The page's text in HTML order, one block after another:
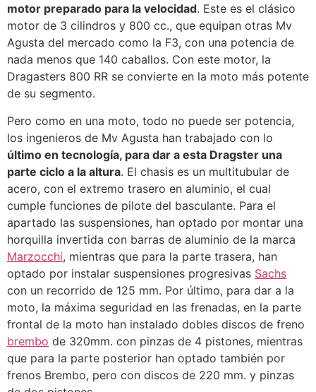
motor preparado para la velocidad. Este es el clásico
motor de 3 cilindros y 800 cc., que equipan otras Mv
Agusta del mercado como la F3, con una potencia de
nada menos que 140 caballos. Con este motor, la
Dragasters 800 RR se convierte en la moto más potente
de su segmento.
Pero como en una moto, todo no puede ser potencia,
los ingenieros de Mv Agusta han trabajado con lo
último en tecnología, para dar a esta Dragster una
parte ciclo a la altura. El chasis es un multitubular de
acero, con el extremo trasero en aluminio, el cual
cumple funciones de pilote del basculante. Para el
apartado las suspensiones, han optado por montar una
horquilla invertida con barras de aluminio de la marca
Marzocchi, mientras que para la parte trasera, han
optado por instalar suspensiones progresivas Sachs
con un recorrido de 125 mm. Por último, para dar a la
moto, la máxima seguridad en las frenadas, en la parte
frontal de la moto han instalado dobles discos de freno
brembo de 320mm. con pinzas de 4 pistones, mientras
que para la parte posterior han optado también por
frenos Brembo, pero con discos de 220 mm. y pinzas